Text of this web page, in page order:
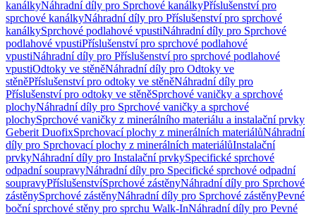
kanálkyNáhradní díly pro Sprchové kanálkyPříslušenství pro
sprchové kanálkyNáhradní díly pro Příslušenství pro sprchové
kanálkySprchové podlahové vpustiNáhradní díly pro Sprchové
podlahové vpustiPříslušenství pro sprchové podlahové
vpustiNáhradní díly pro Příslušenství pro sprchové podlahové
vpustiOdtoky ve stěněNáhradní díly pro Odtoky ve
stěněPříslušenství pro odtoky ve stěněNáhradní díly pro
Příslušenství pro odtoky ve stěněSprchové vaničky a sprchové
plochyNáhradní díly pro Sprchové vaničky a sprchové
plochySprchové vaničky z minerálního materiálu a instalační prvky
Geberit DuofixSprchovací plochy z minerálních materiálůNáhradní
díly pro Sprchovací plochy z minerálních materiálůInstalační
prvkyNáhradní díly pro Instalační prvkySpecifické sprchové
odpadní soupravyNáhradní díly pro Specifické sprchové odpadní
soupravyPříslušenstvíSprchové zástěnyNáhradní díly pro Sprchové
zástěnySprchové zástěnyNáhradní díly pro Sprchové zástěnyPevné
boční sprchové stěny pro sprchu Walk-InNáhradní díly pro Pevné